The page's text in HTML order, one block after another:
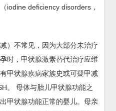
iodine deficiency disorders，
）不常见，因为大部分未治疗
时，甲状腺激素替代治疗应维
甲状腺疾病家族史或可疑甲减
。 母体与胎儿甲状腺功能之
甲状腺功能正常的婴儿。母亲